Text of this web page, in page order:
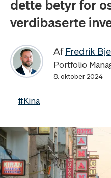
dette betyr for
verdibaserte
Af Fredrik
Portfolio
8. oktober 2024
#Kina